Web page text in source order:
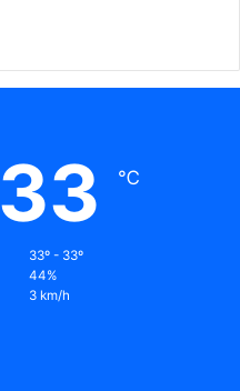
33 ℃
33º - 33º
44%
3 km/h